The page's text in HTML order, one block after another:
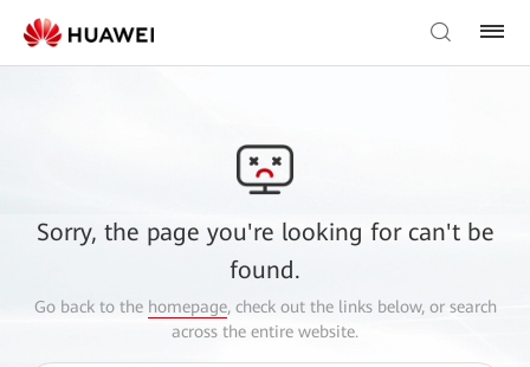
Sorry, the page you're looking for can't be
found.
Go back to the homepage, check out the links below, or search
across the entire website.